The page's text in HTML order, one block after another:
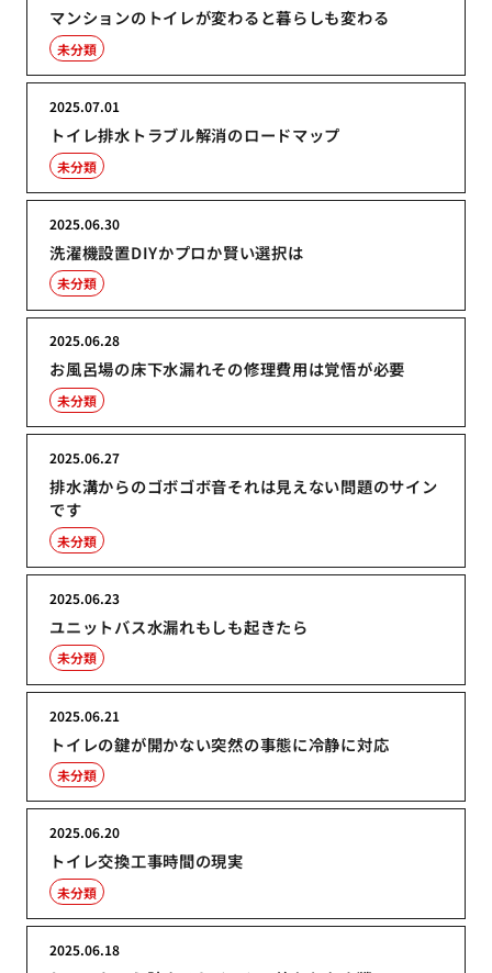
マンションのトイレが変わると暮らしも変わる
未分類
トイレ排水トラブル解消のロードマップ
2025.07.01
未分類
洗濯機設置DIYかプロか賢い選択は
2025.06.30
未分類
お風呂場の床下水漏れその修理費用は覚悟が必要
2025.06.28
未分類
排水溝からのゴボゴボ音それは見えない問題のサイン
です
2025.06.27
未分類
ユニットバス水漏れもしも起きたら
2025.06.23
未分類
トイレの鍵が開かない突然の事態に冷静に対応
2025.06.21
未分類
トイレ交換工事時間の現実
2025.06.20
未分類
2025.06.18